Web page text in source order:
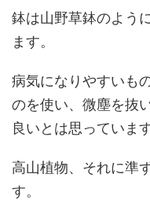
鉢は山野草鉢のよう
ます。
病気になりやすいも
のを使い、微塵を抜
良いとは思っています
高山植物、それに準
す。